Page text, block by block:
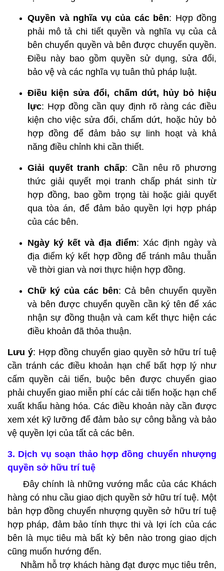
Quyền và nghĩa vụ của các bên: Hợp đồng
phải mô tả chi tiết quyền và nghĩa vụ của cả
bên chuyển quyền và bên được chuyển quyền.
Điều này bao gồm quyền sử dụng, sửa đổi,
bảo vệ và các nghĩa vụ tuân thủ pháp luật.
Điều kiện sửa đổi, chấm dứt, hủy bỏ hiệu
lực: Hợp đồng cần quy định rõ ràng các điều
kiện cho việc sửa đổi, chấm dứt, hoặc hủy bỏ
hợp đồng để đảm bảo sự linh hoạt và khả
năng điều chỉnh khi cần thiết.
Giải quyết tranh chấp: Cần nêu rõ phương
thức giải quyết mọi tranh chấp phát sinh từ
hợp đồng, bao gồm trọng tài hoặc giải quyết
qua tòa án, để đảm bảo quyền lợi hợp pháp
của các bên.
Ngày ký kết và địa điểm: Xác định ngày và
địa điểm ký kết hợp đồng để tránh mâu thuẫn
về thời gian và nơi thực hiện hợp đồng.
Chữ ký của các bên: Cả bên chuyển quyền
và bên được chuyển quyền cần ký tên để xác
nhận sự đồng thuận và cam kết thực hiện các
điều khoản đã thỏa thuận.
Lưu ý: Hợp đồng chuyển giao quyền sở hữu trí tuệ
cần tránh các điều khoản hạn chế bất hợp lý như
cấm quyền cải tiến, buộc bên được chuyển giao
phải chuyển giao miễn phí các cải tiến hoặc hạn chế
xuất khẩu hàng hóa. Các điều khoản này cần được
xem xét kỹ lưỡng để đảm bảo sự công bằng và bảo
vệ quyền lợi của tất cả các bên.
3. Dịch vụ soạn thảo hợp đồng chuyển nhượng
quyền sở hữu trí tuệ
Đây chính là những vướng mắc của các Khách
hàng có nhu cầu giao dịch quyền sở hữu trí tuệ. Một
bản hợp đồng chuyển nhượng quyền sở hữu trí tuệ
hợp pháp, đảm bảo tính thực thi và lợi ích của các
bên là mục tiêu mà bất kỳ bên nào trong giao dịch
cũng muốn hướng đến.
Nhằm hỗ trợ khách hàng đạt được mục tiêu trên,